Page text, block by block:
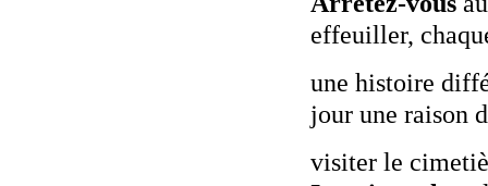
effeuiller,
une histoire
jour une raison
visiter le